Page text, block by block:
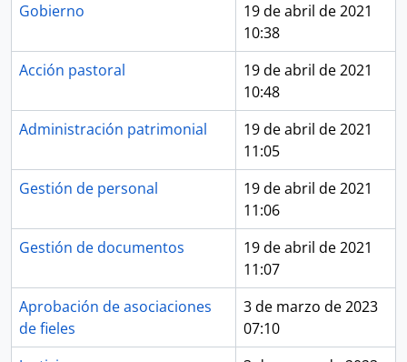
Gobierno
19 de abril de 2021
10:38
Acción pastoral
19 de abril de 2021
10:48
Administración patrimonial
19 de abril de 2021
11:05
Gestión de personal
19 de abril de 2021
11:06
Gestión de documentos
19 de abril de 2021
11:07
Aprobación de asociaciones
de fieles
3 de marzo de 2023
07:10